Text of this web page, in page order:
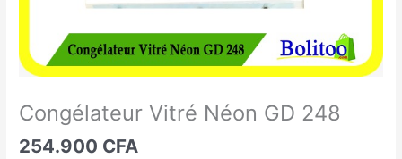
Congélateur Vitré Néon GD 248
254.900 CFA